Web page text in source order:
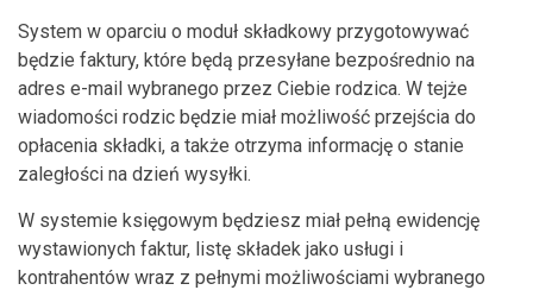
System w oparciu o moduł składkowy przygotowywać
będzie faktury, które będą przesyłane bezpośrednio na
adres e-mail wybranego przez Ciebie rodzica. W tejże
wiadomości rodzic będzie miał możliwość przejścia do
opłacenia składki, a także otrzyma informację o stanie
zaległości na dzień wysyłki.
W systemie księgowym będziesz miał pełną ewidencję
wystawionych faktur, listę składek jako usługi i
kontrahentów wraz z pełnymi możliwościami wybranego